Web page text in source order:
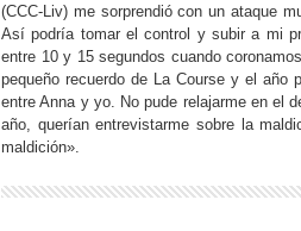
(CCC-Liv) me sorprendió con un ataque
Así podría tomar el control y subir a mi
entre 10 y 15 segundos cuando
pequeño recuerdo de La Course y el año
entre Anna y yo. No pude relajarme en el
año, querían entrevistarme sobre la
maldición».